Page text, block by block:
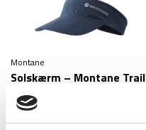
Montane
Solskærm – Montane Trail
Lite Visor
249kr